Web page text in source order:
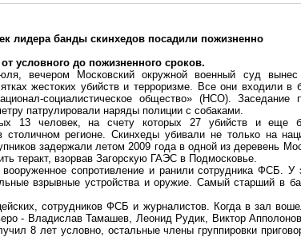
лидера банды скинхедов посадили пожизненно
отусловного до пожизненного сроков.
вечером Московский окружной военный суд вынес
жестоких убийств и терроризме. Все они входили в
социалистическое общество» (НСО). Заседание
патрулировали наряды полиции с собаками.
13 человек, на счету которых 27 убийств и еще
столичном регионе. Скинхеды убивали не только на
задержали летом 2009 года в одной из деревень
теракт, взорвав Загорскую ГАЭС в Подмосковье.
сопротивление и ранили сотрудника ФСБ.
взрывные устройства и оружие. Самый старший в
сотрудников ФСБ и журналистов. Когда в зал
- ВладиславТамашев, Леонид Рудик, ВикторАпполонов
8 лет условно, остальные члены группировки